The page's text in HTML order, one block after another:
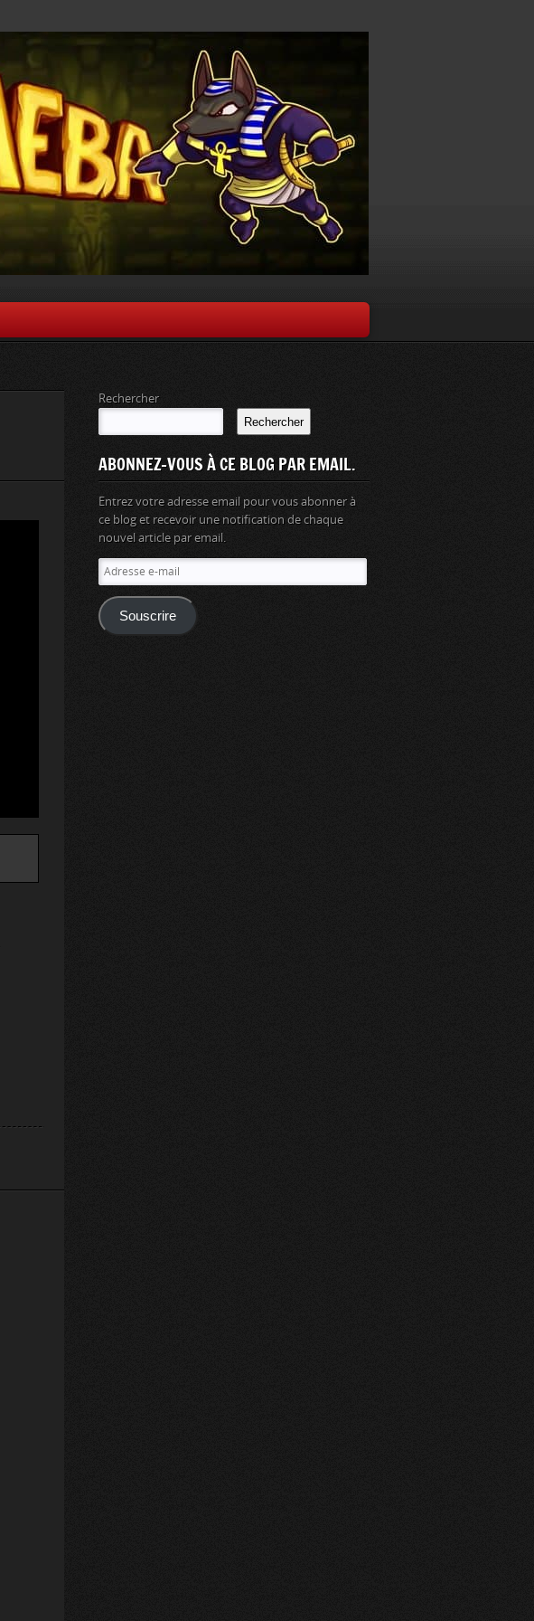
Rechercher
Rechercher
ABONNEZ-VOUS À CE BLOG PAR EMAIL.
Entrez votre adresse email pour vous abonner à
ce blog et recevoir une notification de chaque
nouvel article par email.
Adresse
e-
mail
Souscrire